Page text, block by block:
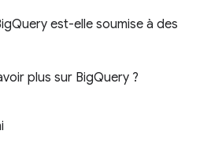
est-elle soumise à des
plus sur BigQuery ?